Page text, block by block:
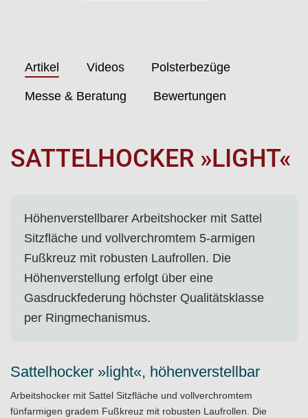
Artikel Videos Polsterbezüge
Messe & Beratung Bewertungen
SATTELHOCKER »LIGHT«
Höhenverstellbarer Arbeitshocker mit Sattel
Sitzfläche und vollverchromtem 5-armigen
Fußkreuz mit robusten Laufrollen. Die
Höhenverstellung erfolgt über eine
Gasdruckfederung höchster Qualitätsklasse
per Ringmechanismus.
Sattelhocker »light«, höhenverstellbar
Arbeitshocker mit Sattel Sitzfläche und vollverchromtem
fünfarmigen gradem Fußkreuz mit robusten Laufrollen. Die